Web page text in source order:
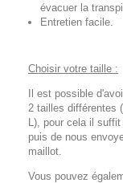
évacuer la
Entretien facile.
Choisir votre taille :
Il est possible
2 tailles différentes
L), pour cela il
puis de nous
maillot.
Vous pouvez